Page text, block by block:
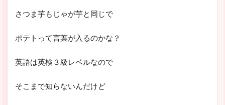
さつま芋もじゃが芋と同じで
ポテトって言葉が入るのかな？
英語は英検３級レベルなので
そこまで知らないんだけど